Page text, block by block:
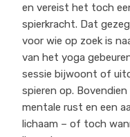
en vereist het toch
spierkracht. Dat
voor wie op zoek is
van het yoga
sessie bijwoont of
spieren op.
mentale rust en een
lichaam – of toch